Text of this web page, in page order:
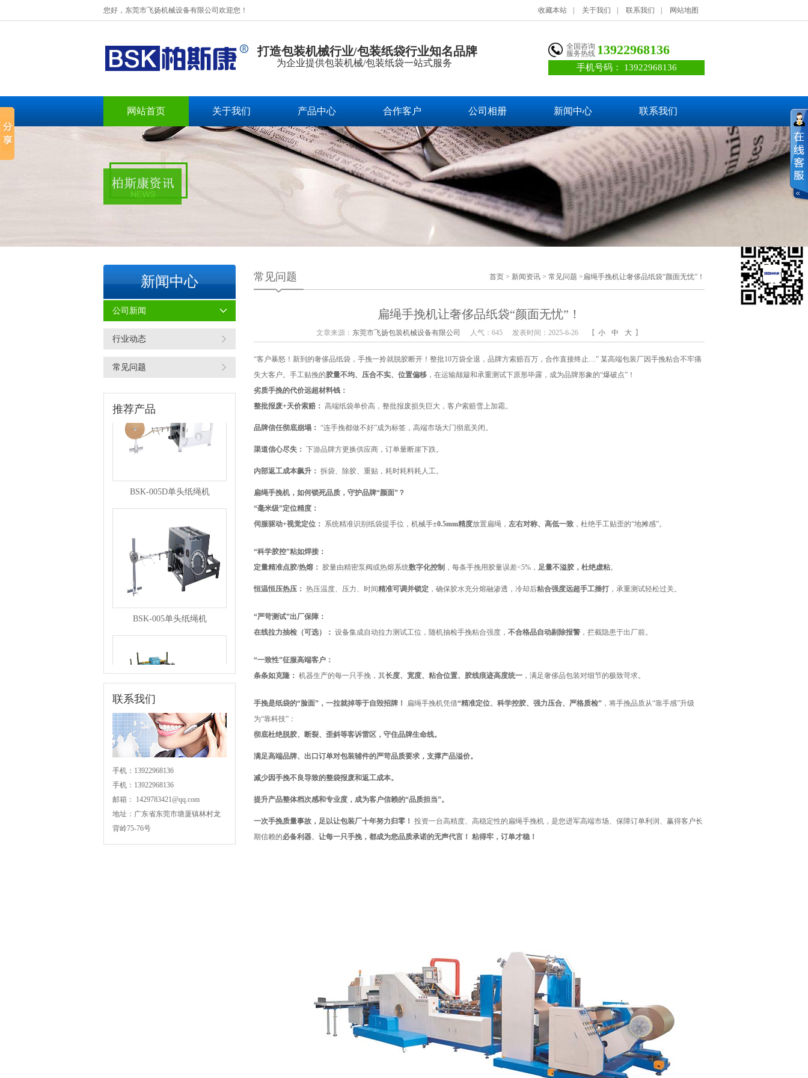
您好，东莞市飞扬机械设备有限公司欢迎您！ 收藏本站 关于我们 联系我们 网站地图
打造包装机械行业/包装纸袋行业知名品牌
为企业提供包装机械/包装纸袋一站式服务
全国咨询
服务热线 13922968136
手机号码： 13922968136
网站首页 关于我们 产品中心 合作客户 公司相册 新闻中心 联系我们
新闻中心
公司新闻
行业动态
常见问题
推荐产品
BSK-005D单头纸绳机
BSK-005单头纸绳机
BSK-004分条机
联系我们
手机：13922968136
手机：13922968136
邮箱： 1429783421@qq.com
地址：广东省东莞市塘厦镇林村龙
背岭75-76号
常见问题 首页 > 新闻资讯 > 常见问题 >扁绳手挽机让奢侈品纸袋“颜面无忧”！
扁绳手挽机让奢侈品纸袋“颜面无忧”！
文章来源： 东莞市飞扬包装机械设备有限公司 人气：645 发表时间：2025-6-26 【 小 中 大 】
“客户暴怒！新到的奢侈品纸袋，手挽一拎就脱胶断开！整批10万袋全退，品牌方索赔百万，合作直接终止…” 某高端包装厂因手挽粘合不牢痛
失大客户。手工贴挽的胶量不均、压合不实、位置偏移 ，在运输颠簸和承重测试下原形毕露，成为品牌形象的“爆破点”！
劣质手挽的代价远超材料钱：
整批报废+天价索赔： 高端纸袋单价高，整批报废损失巨大，客户索赔雪上加霜。
品牌信任彻底崩塌： “连手挽都做不好”成为标签，高端市场大门彻底关闭。
渠道信心尽失： 下游品牌方更换供应商，订单量断崖下跌。
内部返工成本飙升： 拆袋、除胶、重贴，耗时耗料耗人工。
扁绳手挽机，如何锁死品质，守护品牌“颜面”？
“毫米级”定位精度：
伺服驱动+视觉定位： 系统精准识别纸袋提手位，机械手±0.5mm精度放置扁绳， 左右对称、高低一致 ，杜绝手工贴歪的“地摊感”。
“科学胶控”粘如焊接：
定量精准点胶/热熔：
胶量由精密泵阀或热熔系统数字化控制 ，每条手挽用胶量误差<5%， 足量不溢胶，杜绝虚粘。
恒温恒压热压： 热压温度、压力、时间精准可调并锁定 ，确保胶水充分熔融渗透，冷却后粘合强度远超手工捶打 ，承重测试轻松过关。
“严苛测试”出厂保障：
在线拉力抽检（可选）： 设备集成自动拉力测试工位，随机抽检手挽粘合强度， 不合格品自动剔除报警 ，拦截隐患于出厂前。
“一致性”征服高端客户：
条条如克隆： 机器生产的每一只手挽，其长度、宽度、粘合位置、胶线痕迹高度统一 ，满足奢侈品包装对细节的极致苛求。
手挽是纸袋的“脸面”，一拉就掉等于自毁招牌！ 扁绳手挽机凭借“精准定位、科学控胶、强力压合、严格质检” ，将手挽品质从“靠手感”升级
为“靠科技”：
彻底杜绝脱胶、断裂、歪斜等客诉雷区，守住品牌生命线。
满足高端品牌、出口订单对包装辅件的严苛品质要求，支撑产品溢价。
减少因手挽不良导致的整袋报废和返工成本。
提升产品整体档次感和专业度，成为客户信赖的“品质担当”。
一次手挽质量事故，足以让包装厂十年努力归零！ 投资一台高精度、高稳定性的扁绳手挽机，是您进军高端市场、保障订单利润、赢得客户长
期信赖的必备利器。 让每一只手挽，都成为您品质承诺的无声代言！ 粘得牢，订单才稳！